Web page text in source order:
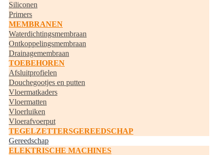
Siliconen
Primers
MEMBRANEN
Waterdichtingsmembraan
Ontkoppelingsmembraan
Drainagemembraan
TOEBEHOREN
Afsluitprofielen
Douchegootjes en putten
Vloermatkaders
Vloermatten
Vloerluiken
Vloerafvoerput
TEGELZETTERSGEREEDSCHAP
Gereedschap
ELEKTRISCHE MACHINES